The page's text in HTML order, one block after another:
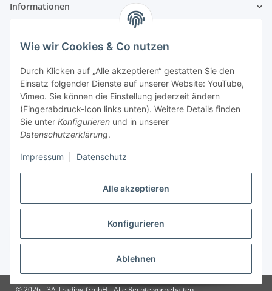
Alle akzeptieren
Konfigurieren
Ablehnen
Wie wir Cookies & Co nutzen
Durch Klicken auf „Alle akzeptieren“ gestatten Sie den
Einsatz folgender Dienste auf unserer Website: YouTube,
Vimeo. Sie können die Einstellung jederzeit ändern
(Fingerabdruck-Icon links unten). Weitere Details finden
Sie unter Konfigurieren und in unserer
Datenschutzerklärung.
Impressum Datenschutz
Informationen
Gesetzliche Informationen
Zahlungsinformationen
Versandinformationen
Vertrag widerrufen
* Alle Preise inkl. gesetzlicher USt., zzgl.Versand